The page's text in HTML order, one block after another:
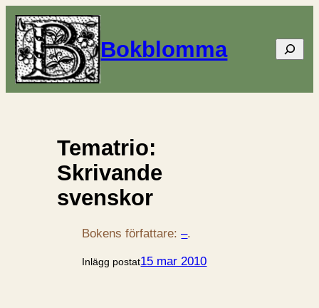
Bokblomma Sök
Tematrio:
Skrivande
svenskor
Bokens författare:–.
Inlägg postat15 mar 2010